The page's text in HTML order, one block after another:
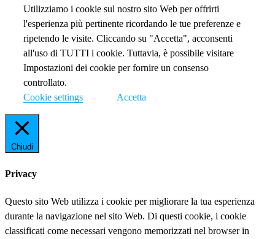
Utilizziamo i cookie sul nostro sito Web per offrirti
l'esperienza più pertinente ricordando le tue preferenze e
ripetendo le visite. Cliccando su "Accetta", acconsenti
all'uso di TUTTI i cookie. Tuttavia, è possibile visitare
Impostazioni dei cookie per fornire un consenso
controllato.
Cookie settings
Accetta
Chiudi
Privacy
Questo sito Web utilizza i cookie per migliorare la tua esperienza
durante la navigazione nel sito Web. Di questi cookie, i cookie
classificati come necessari vengono memorizzati nel browser in